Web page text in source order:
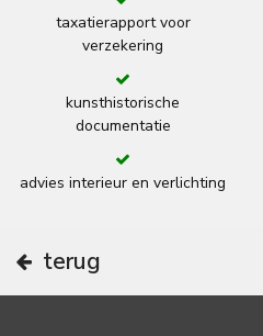
taxatierapport voor
verzekering
kunsthistorische
documentatie
advies interieur en verlichting
terug